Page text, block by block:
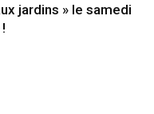
jardins » le samedi